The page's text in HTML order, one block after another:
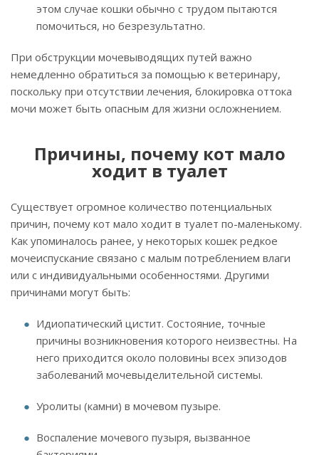
этом случае кошки обычно с трудом пытаются
помочиться, но безрезультатно.
При обструкции мочевыводящих путей важно
немедленно обратиться за помощью к ветеринару,
поскольку при отсутствии лечения, блокировка оттока
мочи может быть опасным для жизни осложнением.
Причины, почему кот мало
ходит в туалет
Существует огромное количество потенциальных
причин, почему кот мало ходит в туалет по-маленькому.
Как упоминалось ранее, у некоторых кошек редкое
мочеиспускание связано с малым потреблением влаги
или с индивидуальными особенностями. Другими
причинами могут быть:
Идиопатический цистит. Состояние, точные
причины возникновения которого неизвестны. На
него приходится около половины всех эпизодов
заболеваний мочевыделительной системы.
Уролиты (камни) в мочевом пузыре.
Воспаление мочевого пузыря, вызванное